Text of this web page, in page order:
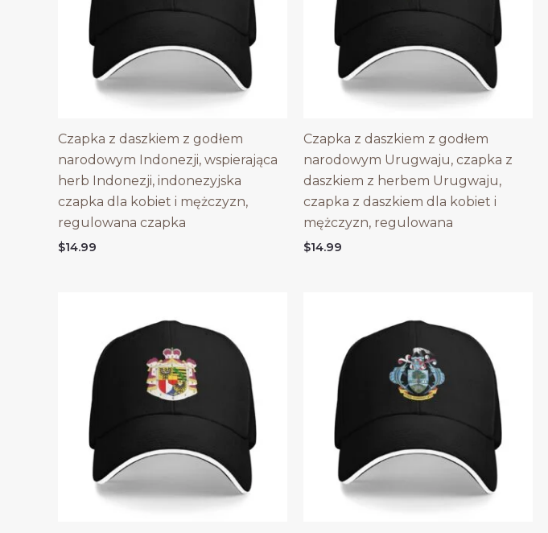
Czapka z daszkiem z godłem
narodowym Indonezji, wspierająca
herb Indonezji, indonezyjska
czapka dla kobiet i mężczyzn,
regulowana czapka
$14.99
Czapka z daszkiem z godłem
narodowym Urugwaju, czapka z
daszkiem z herbem Urugwaju,
czapka z daszkiem dla kobiet i
mężczyzn, regulowana
$14.99